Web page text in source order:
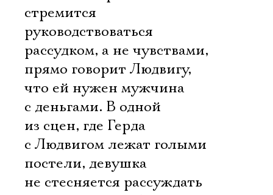
стремится
руководствоваться
рассудком, а не чувствами,
прямо говорит Людвигу,
что ей нужен мужчина
с деньгами. В одной
из сцен, где Герда
с Людвигом лежат голыми
постели, девушка
не стесняется рассуждать